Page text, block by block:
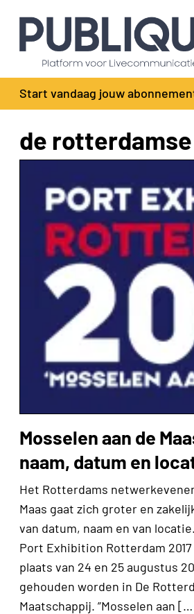
Start vandaag jouw
de
Mosselen aan de
naam, datum en
Het Rotterdams
Maas gaat zich groter en
van datum, naam en van
Port Exhibition Rotterdam
plaats van 24 en 25 augustus
gehouden worden in De
Maatschappij. ”Mosselen aan